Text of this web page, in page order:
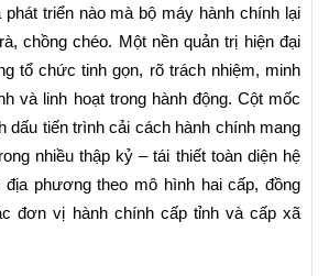
phát triển nào mà bộ máy hành chính lại
chồng chéo. Một nền quản trị hiện đại
tổ chức tinh gọn, rõ trách nhiệm, minh
và linh hoạt trong hành động. Cột mốc
dấu tiến trình cải cách hành chính mang
nhiều thập kỷ – tái thiết toàn diện hệ
địa phương theo mô hình hai cấp, đồng
đơn vị hành chính cấp tỉnh và cấp xã